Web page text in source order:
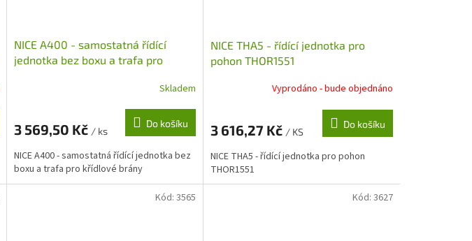
NICE A400 - samostatná řídící
jednotka bez boxu a trafa pro
Skladem
3 569,50 Kč / ks
Do košíku
NICE A400 - samostatná řídící jednotka bez
boxu a trafa pro křídlové brány
NICE THA5 - řídící jednotka pro
pohon THOR1551
Vyprodáno - bude objednáno
3 616,27 Kč / KS
Do košíku
NICE THA5 - řídící jednotka pro pohon
THOR1551
Kód: 3565 Kód: 3627